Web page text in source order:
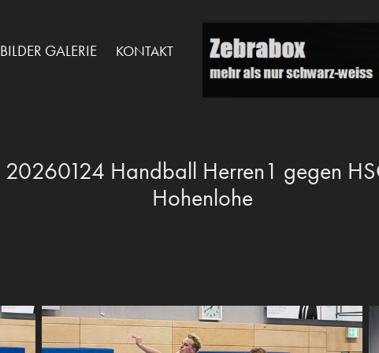
BILDER GALERIE
KONTAKT
20260124 Handball Herren1 gegen
Hohenlohe